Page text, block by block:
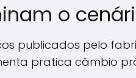
o
publicados pelo
pratica câmbio